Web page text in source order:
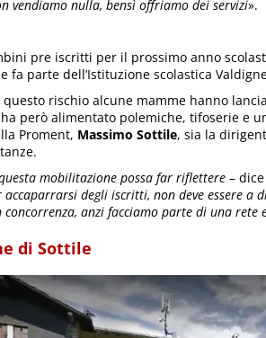
vendiamo nulla, bensì offriamo dei servizi».
pre iscritti per il prossimo anno
fa parte dell’Istituzione scolastica
questo rischio alcune mamme hanno
però alimentato polemiche, tifoserie e
Proment, Massimo Sottile, sia la
mobilitazione possa far riflettere – dice
accaparrarsi degli iscritti, non deve essere a
anzi facciamo parte di una rete
di Sottile